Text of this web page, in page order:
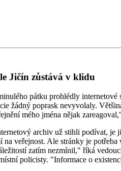
Jičín zůstává v klidu
pátku prohlédly
žádný poprask nevyvolaly.
mého jména nějak
archiv už stihli podívat,
na veřejnost. Ale stránky je
zatím nezmínil," říká
policisty. "Informace o